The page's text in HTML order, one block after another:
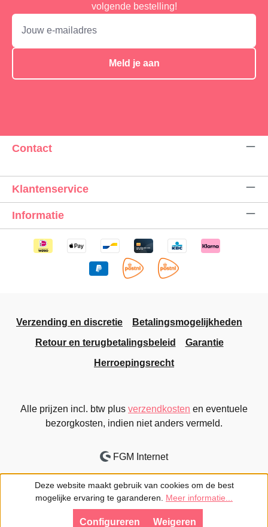
volgende bestelling!
Meld je aan
Contact
Klantenservice
Informatie
Verzending en discretie
Betalingsmogelijkheden
Retour en terugbetalingsbeleid
Garantie
Herroepingsrecht
Alle prijzen incl. btw plus verzendkosten en eventuele
bezorgkosten, indien niet anders vermeld.
FGM Internet
Deze website maakt gebruik van cookies om de best
mogelijke ervaring te garanderen. Meer informatie...
Weigeren
Configureren